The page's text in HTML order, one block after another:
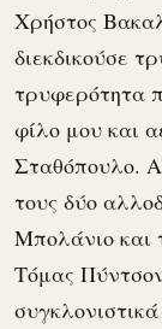
Χρήστος
διεκδικούσε
τρυφερότητα
φίλο μου και
Σταθόπουλο.
τους δύο
Μπολάνιο και
Τόμας